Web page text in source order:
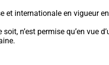
internationale en vigueur
n’est permise qu’en vue